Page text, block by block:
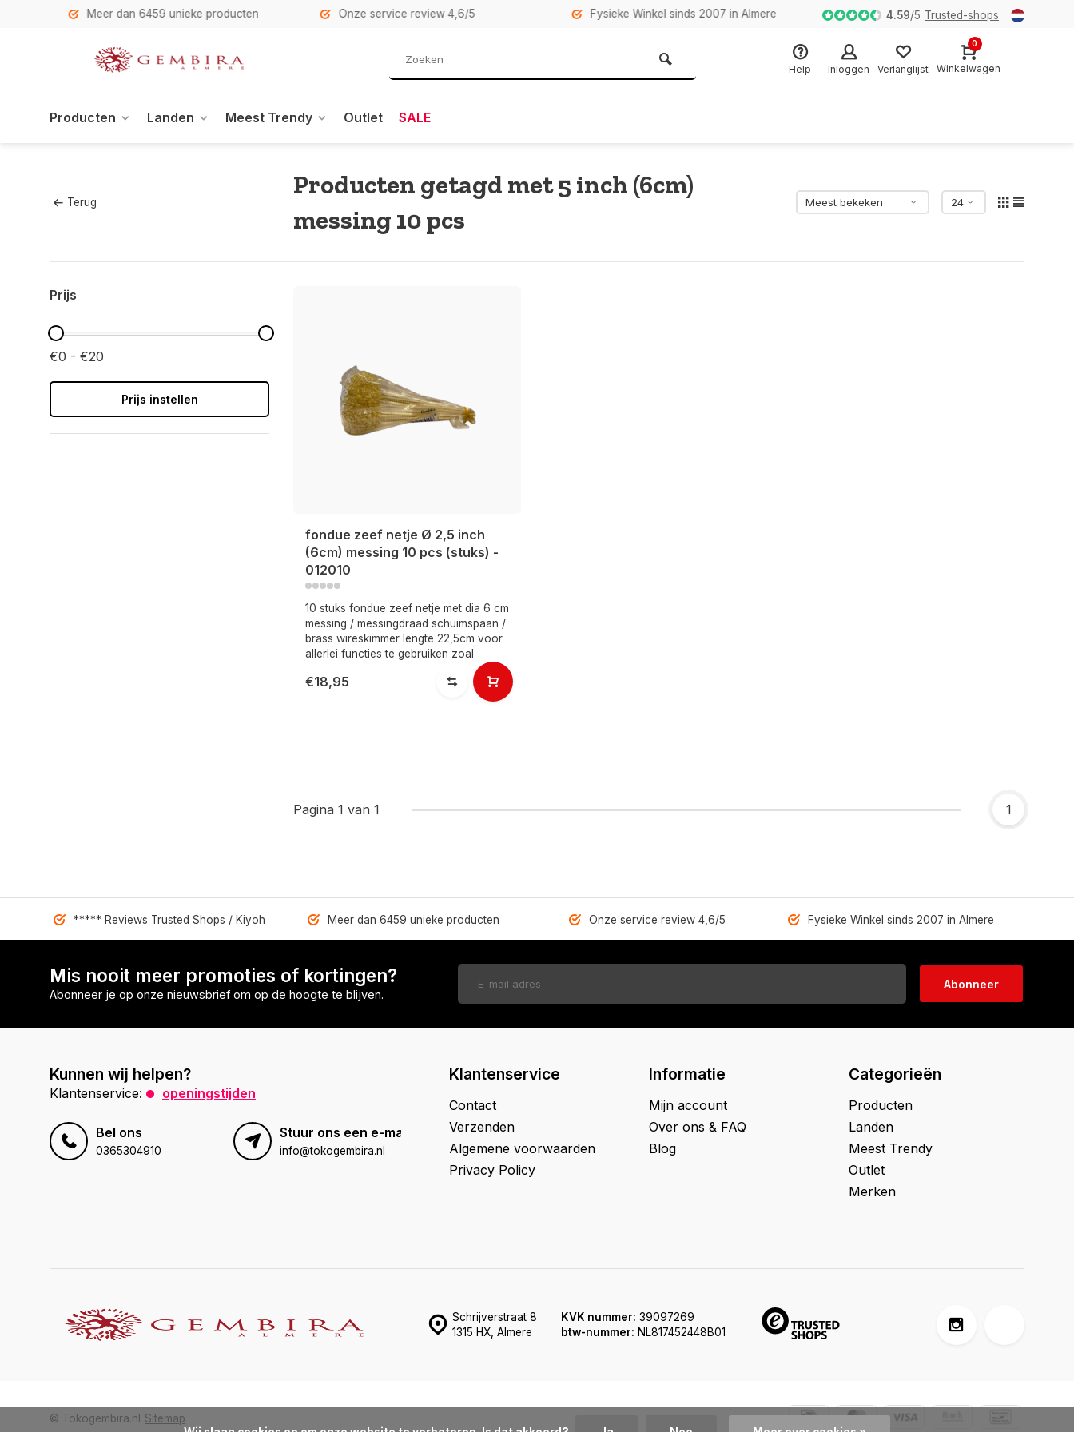
Meer dan 6459 unieke producten Onze service review 4,6/5 Fysieke Winkel sinds 2007 in Almere 4.59/5 Trusted-shops
Help Inloggen Verlanglijst
0
Winkelwagen
Producten Landen Meest Trendy Outlet SALE
Terug
Producten getagd met 5 inch (6cm)
messing 10 pcs
Prijs
€0 - €20
Prijs instellen
fondue zeef netje Ø 2,5 inch
(6cm) messing 10 pcs (stuks) -
012010
10 stuks fondue zeef netje met dia 6 cm
messing / messingdraad schuimspaan /
brass wireskimmer lengte 22,5cm voor
allerlei functies te gebruiken zoal
€18,95
Pagina 1 van 1 1
***** Reviews Trusted Shops / Kiyoh Meer dan 6459 unieke producten Onze service review 4,6/5 Fysieke Winkel sinds 2007 in Almere
Mis nooit meer promoties of kortingen?
Abonneer je op onze nieuwsbrief om op de hoogte te blijven.
Abonneer
Kunnen wij helpen?
Klantenservice: openingstijden
Bel ons
0365304910
Stuur ons een e-mail
info@tokogembira.nl
Klantenservice
Contact
Verzenden
Algemene voorwaarden
Privacy Policy
Informatie
Mijn account
Over ons & FAQ
Blog
Categorieën
Producten
Landen
Meest Trendy
Outlet
Merken
Schrijverstraat 8
1315 HX, Almere
KVK nummer: 39097269
btw-nummer: NL817452448B01
© Tokogembira.nl
Sitemap